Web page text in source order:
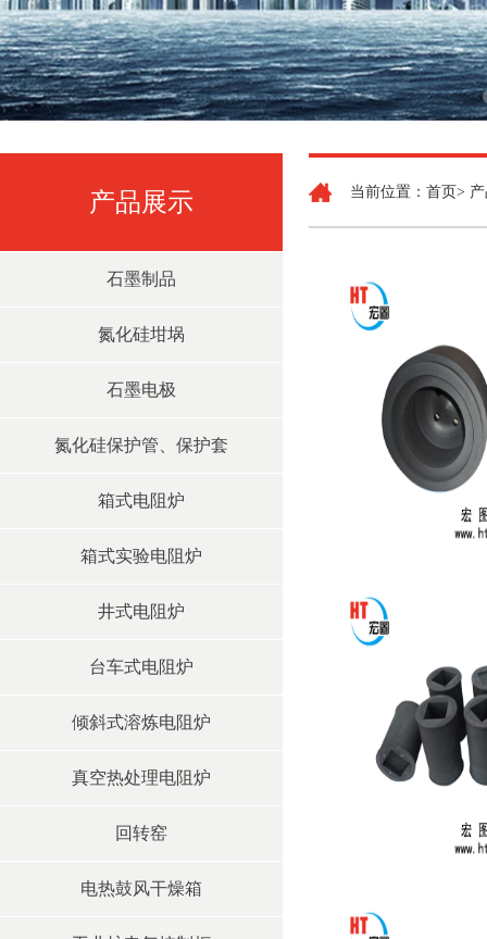
产品展示
石墨制品
氮化硅坩埚
石墨电极
氮化硅保护管、保护套
箱式电阻炉
箱式实验电阻炉
井式电阻炉
台车式电阻炉
倾斜式溶炼电阻炉
真空热处理电阻炉
回转窑
电热鼓风干燥箱
当前位置：首页>